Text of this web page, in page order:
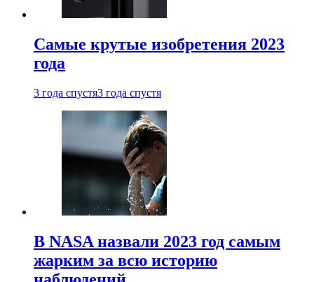
Самые крутые изобретения 2023
года
3 года спустя3 года спустя
В NASA назвали 2023 год самым
жарким за всю историю